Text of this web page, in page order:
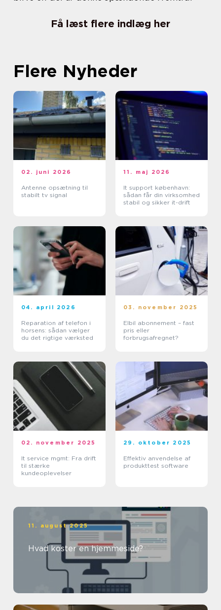
Få læst flere indlæg her
Flere Nyheder
02. juni 2026
Antenne opsætning til
stabilt tv signal
11. maj 2026
It support københavn:
sådan får din virksomhed
stabil og sikker it-drift
04. april 2026
Reparation af telefon i
horsens: sådan vælger
du det rigtige værksted
03. november 2025
Elbil abonnement – fast
pris eller
forbrugsafregnet?
02. november 2025
It service mgmt: Fra drift
til stærke
kundeoplevelser
29. oktober 2025
Effektiv anvendelse af
produkttest software
11. august 2025
Hvad koster en hjemmeside?